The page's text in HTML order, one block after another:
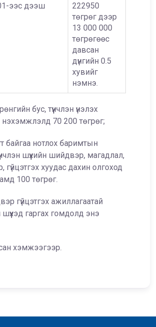
ээс дээш
222950
төгрөг дээр
13 000 000
төгрөгөөс
давсан
дүнгийн 0.5
хувийг
нэмнэ.
бус, түүнчлэн үнэлэх
нэхэмжлэлд 70 200 төгрөг;
байгаа нотлох баримтын
шүүхийн шийдвэр, магадлал,
гүйцэтгэх хуудас дахин олгоход
100 төгрөг.
гүйцэтгэх ажиллагаатай
гаргах гомдолд энэ
хэмжээгээр.